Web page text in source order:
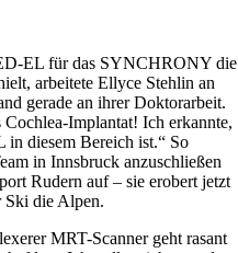
EL für das SYNCHRONY die
arbeitete Ellyce Stehlin an
gerade an ihrer Doktorarbeit.
Implantat! Ich erkannte,
diesem Bereich ist.“ So
in Innsbruck anzuschließen
Rudern auf – sie erobert jetzt
Ski die Alpen.
MRT-Scanner geht rasant